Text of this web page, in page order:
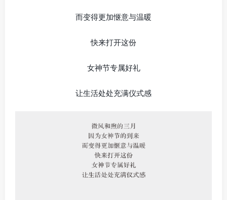
而变得更加惬意与温暖
快来打开这份
女神节专属好礼
让生活处处充满仪式感